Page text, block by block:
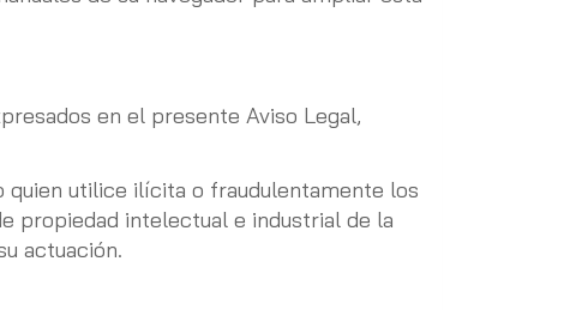
en el presente Aviso Legal,
quien utilice ilícita o fraudulentamente los
propiedad intelectual e industrial de la
actuación.